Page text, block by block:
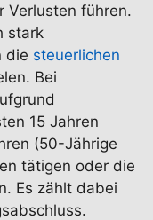
Verlusten führen.
stark
die steuerlichen
Bei
15 Jahren
(50-Jährige
tätigen oder die
Es zählt dabei